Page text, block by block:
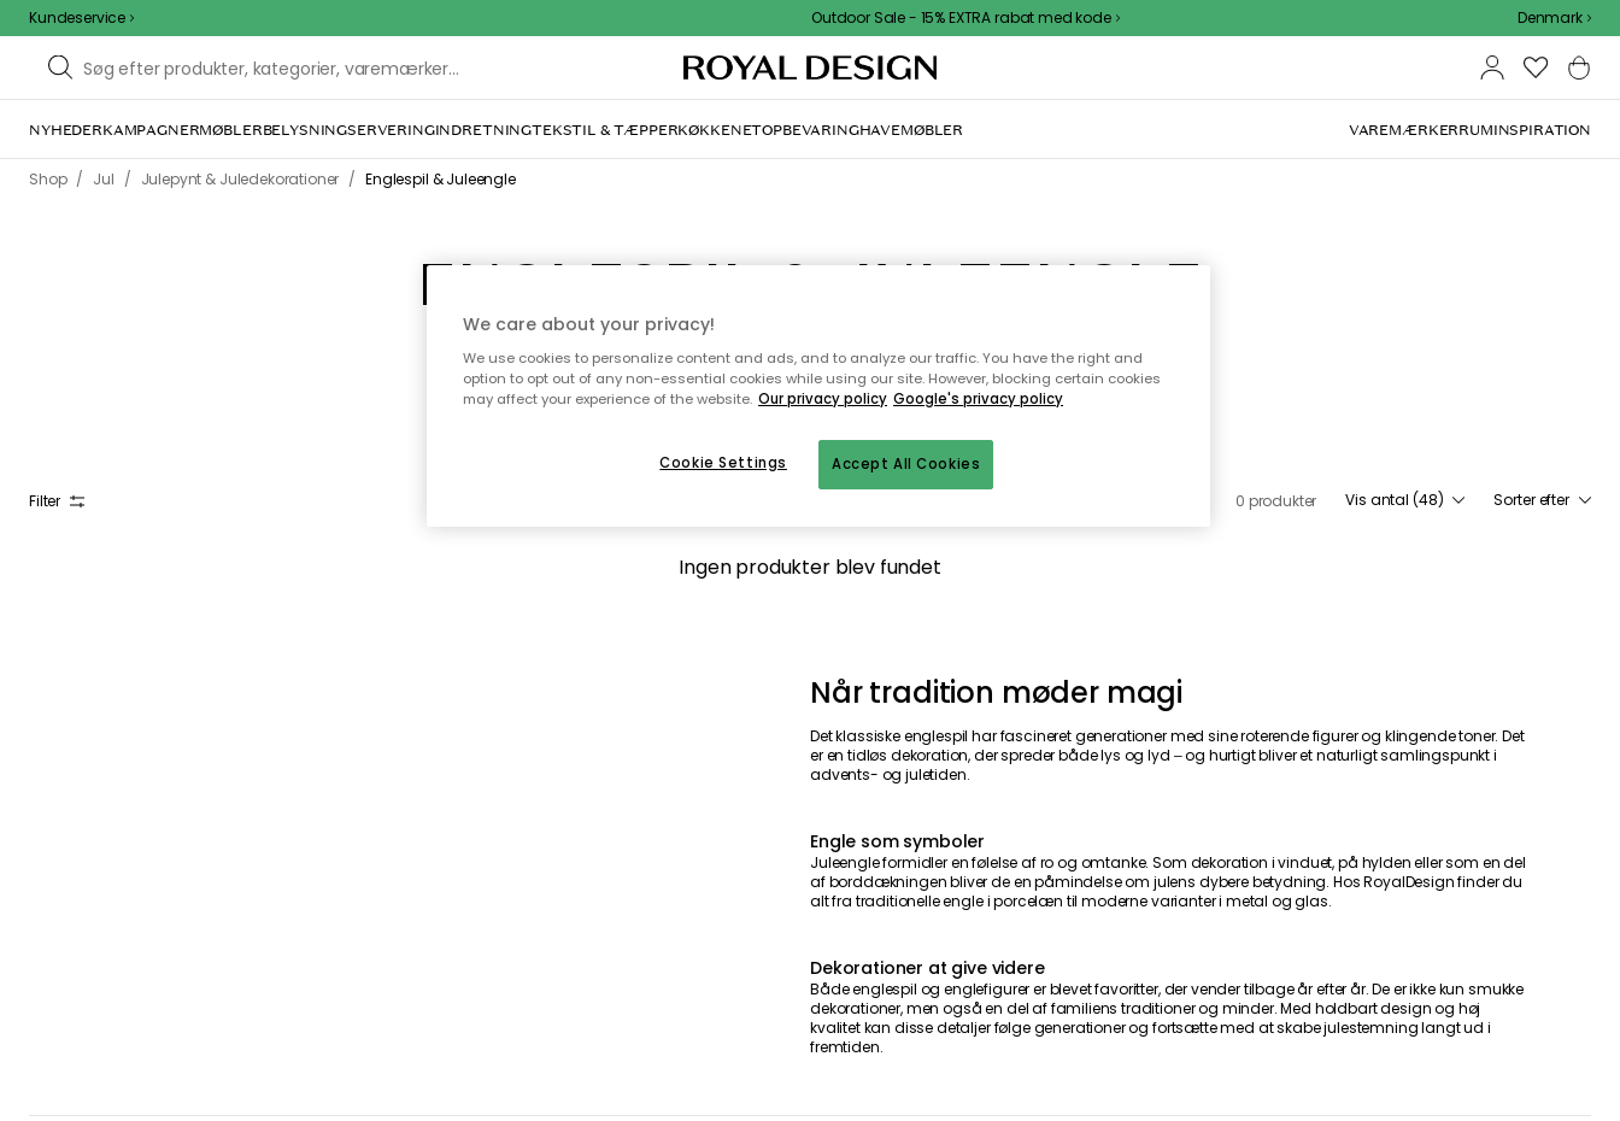
Kundeservice Outdoor Sale - 15% EXTRA rabat med kode Denmark
NYHEDERKAMPAGNERMØBLERBELYSNINGSERVERINGINDRETNINGTEKSTIL & TÆPPERKØKKENETOPBEVARINGHAVEMØBLER VAREMÆRKERRUMINSPIRATION
Shop / Jul / Julepynt & Juledekorationer / Englespil & Juleengle
ENGLESPIL & JULEENGLE
bløde toner og smukke detaljer spreder de en magisk følelse, der gør december endnu mere
speciel. Her finder du vores håndplukkede sortiment fra populære mærker.
Filter 0 produkter Vis antal (48) Sorter efter
Ingen produkter blev fundet
Når tradition møder magi
Det klassiske englespil har fascineret generationer med sine roterende figurer og klingende toner. Det
er en tidløs dekoration, der spreder både lys og lyd – og hurtigt bliver et naturligt samlingspunkt i
advents- og juletiden.
Engle som symboler
Juleengle formidler en følelse af ro og omtanke. Som dekoration i vinduet, på hylden eller som en del
af borddækningen bliver de en påmindelse om julens dybere betydning. Hos RoyalDesign finder du
alt fra traditionelle engle i porcelæn til moderne varianter i metal og glas.
Dekorationer at give videre
Både englespil og englefigurer er blevet favoritter, der vender tilbage år efter år. De er ikke kun smukke
dekorationer, men også en del af familiens traditioner og minder. Med holdbart design og høj
kvalitet kan disse detaljer følge generationer og fortsætte med at skabe julestemning langt ud i
fremtiden.
We care about your privacy!
We use cookies to personalize content and ads, and to analyze our traffic. You have the right and
option to opt out of any non-essential cookies while using our site. However, blocking certain cookies
may affect your experience of the website. Our privacy policy Google's privacy policy
Accept All Cookies
Cookie Settings